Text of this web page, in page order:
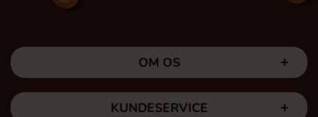
OM OS
KUNDESERVICE